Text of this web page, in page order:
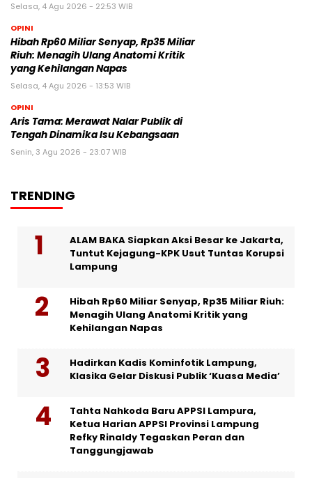
Selasa, 4 Agu 2026 - 22:53 WIB
OPINI
Hibah Rp60 Miliar Senyap, Rp35 Miliar
Riuh: Menagih Ulang Anatomi Kritik
yang Kehilangan Napas
Selasa, 4 Agu 2026 - 13:53 WIB
OPINI
Aris Tama: Merawat Nalar Publik di
Tengah Dinamika Isu Kebangsaan
Senin, 3 Agu 2026 - 23:07 WIB
TRENDING
ALAM BAKA Siapkan Aksi Besar ke Jakarta,
Tuntut Kejagung-KPK Usut Tuntas Korupsi
Lampung
Hibah Rp60 Miliar Senyap, Rp35 Miliar Riuh:
Menagih Ulang Anatomi Kritik yang
Kehilangan Napas
Hadirkan Kadis Kominfotik Lampung,
Klasika Gelar Diskusi Publik ‘Kuasa Media’
Tahta Nahkoda Baru APPSI Lampura,
Ketua Harian APPSI Provinsi Lampung
Refky Rinaldy Tegaskan Peran dan
Tanggungjawab